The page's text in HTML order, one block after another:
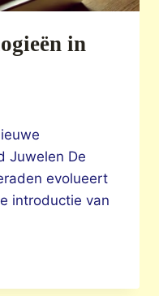
in
Juwelen De
evolueert
introductie van